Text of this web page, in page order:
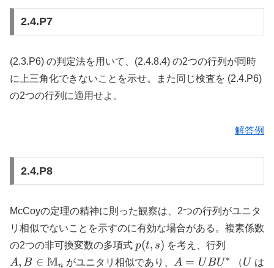
2.4.P7
(2.3.P6) の判定法を用いて、(2.4.8.4) の2つの行列が同時
に上三角化できないことを示せ。また同じ検査を (2.4.P6)
の2つの行列に適用せよ。
解答例
2.4.P8
McCoyの定理の精神に則った観察は、2つの行列がユニタ
リ相似でないことを示すのに有効な場合がある。複素係数
の2つの非可換変数の多項式 p(t,
s)
p(t, s) を考え、行列
A, B ∈ Mn がユニタリ相似であり、
A =
A = UBU∗ （U
U は